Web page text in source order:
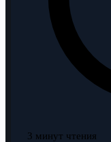
3 минут чтения